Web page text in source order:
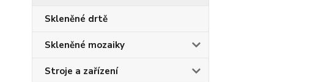
Skleněné drtě
Skleněné mozaiky
Stroje a zařízení